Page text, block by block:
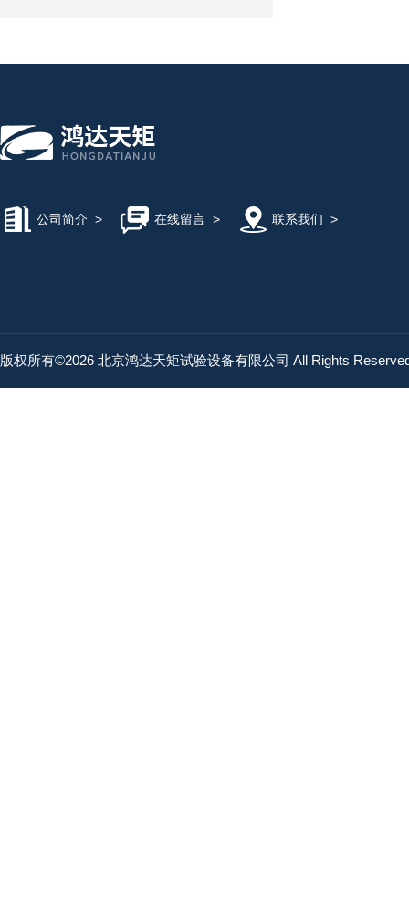
公司简介 > 在线留言> 联系我们 >
版权所有©2026 北京鸿达天矩试验设备有限公司 All Rights